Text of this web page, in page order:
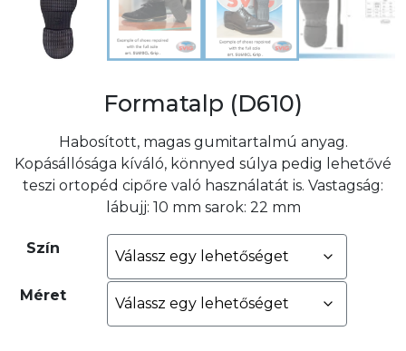
Formatalp (D610)
Habosított, magas gumitartalmú anyag.
Kopásállósága kíváló, könnyed súlya pedig lehetővé
teszi ortopéd cipőre való használatát is. Vastagság:
lábujj: 10 mm sarok: 22 mm
Szín
Méret